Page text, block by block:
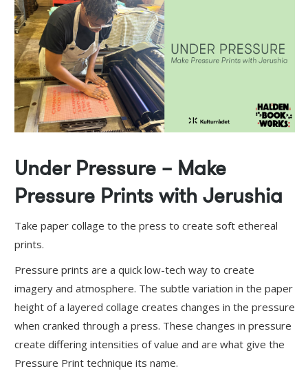
Under Pressure – Make
Pressure Prints with Jerushia
Take paper collage to the press to create soft ethereal
prints.
Pressure prints are a quick low-tech way to create
imagery and atmosphere. The subtle variation in the paper
height of a layered collage creates changes in the pressure
when cranked through a press. These changes in pressure
create differing intensities of value and are what give the
Pressure Print technique its name.